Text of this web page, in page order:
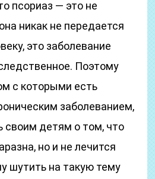
псориаз — это не
никак не передается
это заболевание
Поэтому
с которыми есть
заболеванием,
своим детям о том, что
но и не лечится
шутить на такую тему